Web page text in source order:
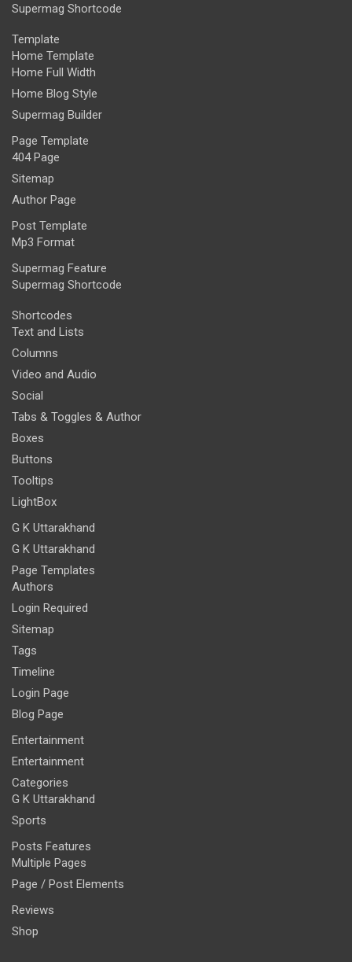
Supermag Shortcode
Template
Home Template
Home Full Width
Home Blog Style
Supermag Builder
Page Template
404 Page
Sitemap
Author Page
Post Template
Mp3 Format
Supermag Feature
Supermag Shortcode
Shortcodes
Text and Lists
Columns
Video and Audio
Social
Tabs & Toggles & Author
Boxes
Buttons
Tooltips
LightBox
G K Uttarakhand
G K Uttarakhand
Page Templates
Authors
Login Required
Sitemap
Tags
Timeline
Login Page
Blog Page
Entertainment
Entertainment
Categories
G K Uttarakhand
Sports
Posts Features
Multiple Pages
Page / Post Elements
Reviews
Shop